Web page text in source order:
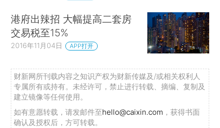
港府出辣招 大幅提高二套房
交易税至15%
2016年11月04日 APP打开
财新网所刊载内容之知识产权为财新传媒及/或相关权利人
专属所有或持有。未经许可，禁止进行转载、摘编、复制及
建立镜像等任何使用。
如有意愿转载，请发邮件至hello@caixin.com ，获得书面
确认及授权后，方可转载。